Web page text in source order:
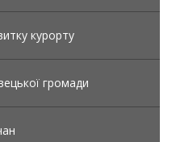
курорту
громади